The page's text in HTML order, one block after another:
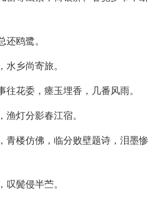
鸥鹭。
乡尚寄旅。
花委，瘗玉埋香，几番风雨。
灯分影春江宿。
青楼仿佛，临分败壁题诗，泪墨惨
鬓侵半苎。